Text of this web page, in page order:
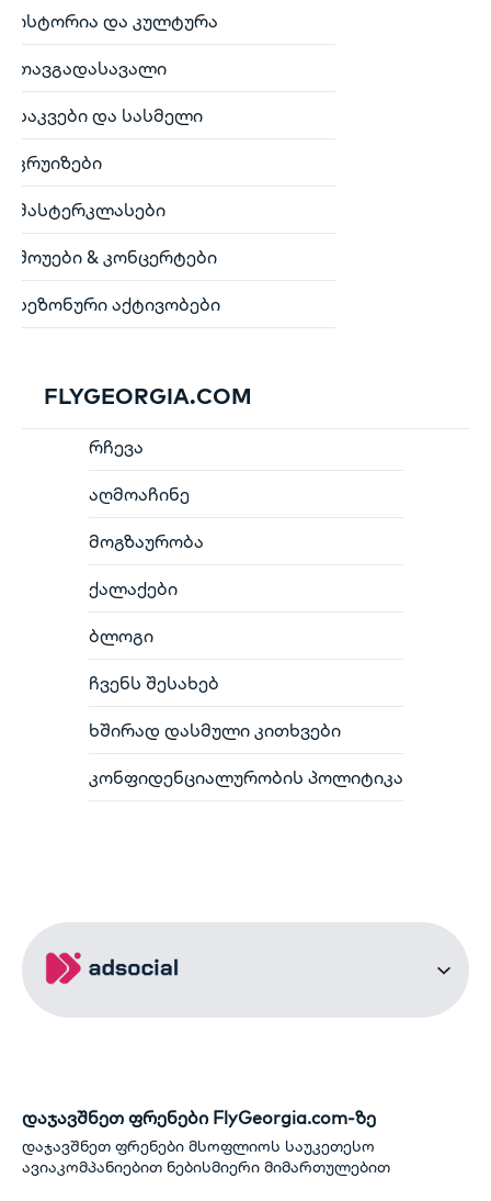
ისტორია და კულტურა
თავგადასავალი
საკვები და სასმელი
კრუიზები
მასტერკლასები
შოუები & კონცერტები
სეზონური აქტივობები
FLYGEORGIA.COM
რჩევა
აღმოაჩინე
მოგზაურობა
ქალაქები
ბლოგი
ჩვენს შესახებ
ხშირად დასმული კითხვები
კონფიდენციალურობის პოლიტიკა
დაჯავშნეთ ფრენები FlyGeorgia.com-ზე
დაჯავშნეთ ფრენები მსოფლიოს საუკეთესო
ავიაკომპანიებით ნებისმიერი მიმართულებით